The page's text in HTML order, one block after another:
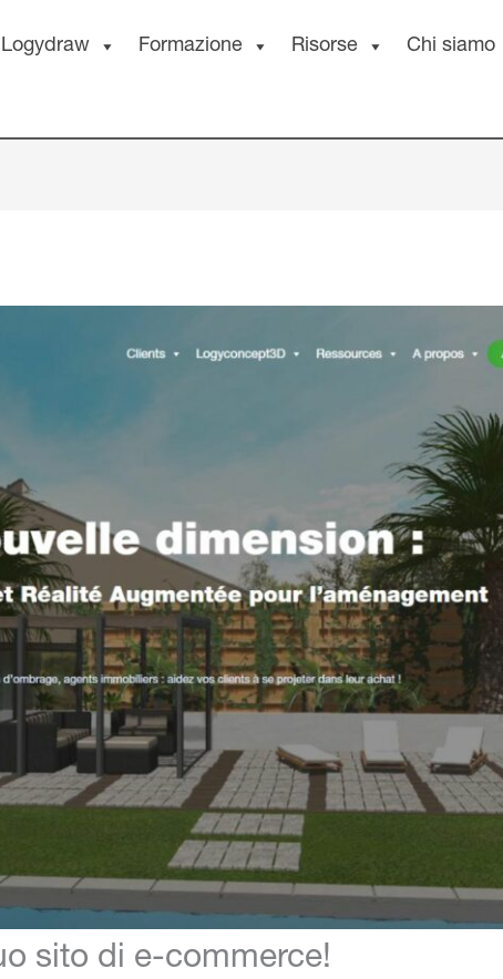
Logydraw Formazione Risorse Chi siamo
sito di e-commerce!